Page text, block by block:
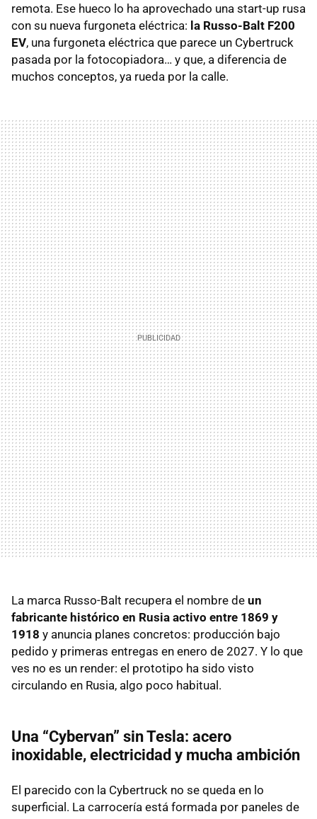
remota. Ese hueco lo ha aprovechado una start-up rusa
con su nueva furgoneta eléctrica: la Russo-Balt F200
EV, una furgoneta eléctrica que parece un Cybertruck
pasada por la fotocopiadora… y que, a diferencia de
muchos conceptos, ya rueda por la calle.
La marca Russo-Balt recupera el nombre de un
fabricante histórico en Rusia activo entre 1869 y
1918 y anuncia planes concretos: producción bajo
pedido y primeras entregas en enero de 2027. Y lo que
ves no es un render: el prototipo ha sido visto
circulando en Rusia, algo poco habitual.
Una “Cybervan” sin Tesla: acero
inoxidable, electricidad y mucha ambición
El parecido con la Cybertruck no se queda en lo
superficial. La carrocería está formada por paneles de